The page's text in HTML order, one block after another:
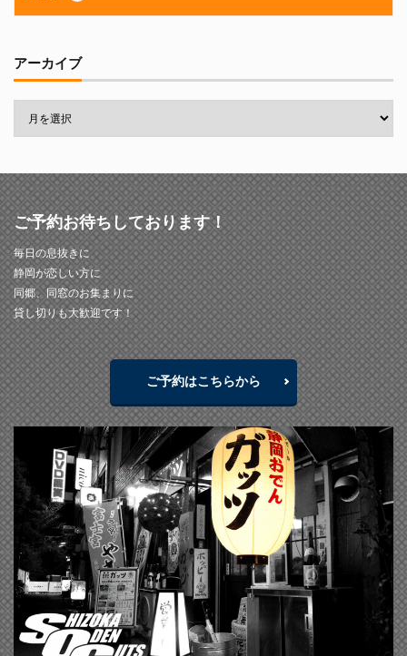
アーカイブ
ご予約お待ちしております！
毎日の息抜きに
静岡が恋しい方に
同郷、同窓のお集まりに
貸し切りも大歓迎です！
ご予約はこちらから